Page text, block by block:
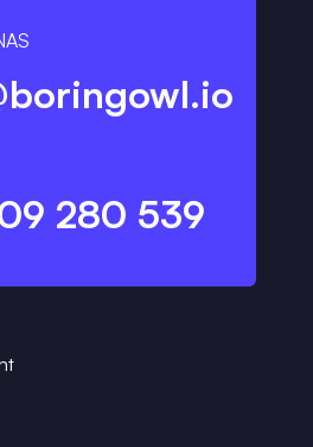
280 539